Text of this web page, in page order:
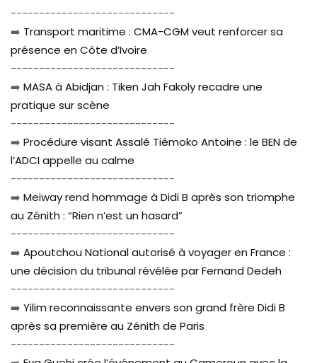
-----------------------------
➡️ Transport maritime : CMA-CGM veut renforcer sa
présence en Côte d’Ivoire
-----------------------------
➡️ MASA à Abidjan : Tiken Jah Fakoly recadre une
pratique sur scène
-----------------------------
➡️ Procédure visant Assalé Tiémoko Antoine : le BEN de
l’ADCI appelle au calme
-----------------------------
➡️ Meiway rend hommage à Didi B après son triomphe
au Zénith : “Rien n’est un hasard”
-----------------------------
➡️ Apoutchou National autorisé à voyager en France :
une décision du tribunal révélée par Fernand Dedeh
-----------------------------
➡️ Yilim reconnaissante envers son grand frère Didi B
après sa première au Zénith de Paris
-----------------------------